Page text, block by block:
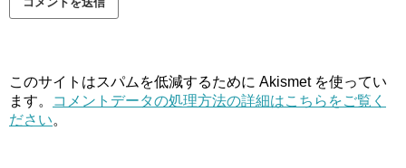
このサイトはスパムを低減するために Akismet を使ってい
ます。
コメントデータの処理方法の詳細はこちらをご覧く
ださい。